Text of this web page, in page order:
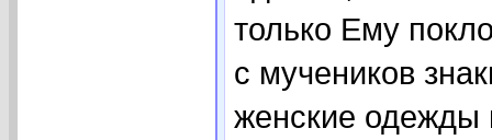
только Ему
с мучеников
женские одежды